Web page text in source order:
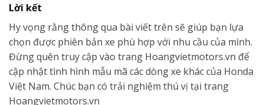
Lời kết
Hy vọng rằng thông qua bài viết trên sẽ giúp bạn lựa
chọn được phiên bản xe phù hợp với nhu cầu của mình.
Đừng quên truy cập vào trang Hoangvietmotors.vn để
cập nhật tình hình mẫu mã các dòng xe khác của Honda
Việt Nam. Chúc bạn có trải nghiệm thú vị tại trang
Hoangvietmotors.vn